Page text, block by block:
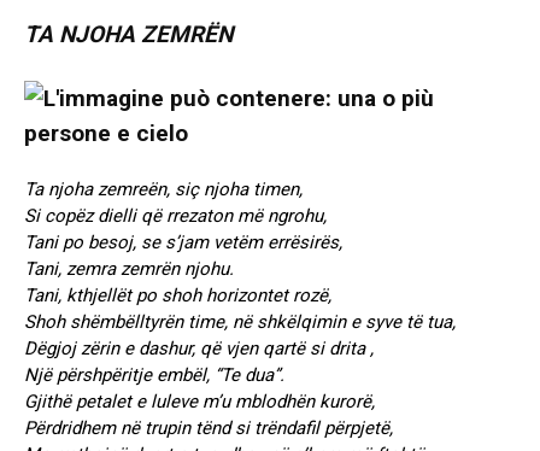
TA NJOHA ZEMRËN
Ta njoha zemreën, siç njoha timen,
Si copëz dielli që rrezaton më ngrohu,
Tani po besoj, se s’jam vetëm errësirës,
Tani, zemra zemrën njohu.
Tani, kthjellët po shoh horizontet rozë,
Shoh shëmbëlltyrën time, në shkëlqimin e syve të tua,
Dëgjoj zërin e dashur, që vjen qartë si drita ,
Një përshpëritje embël, “Te dua”.
Gjithë petalet e luleve m’u mblodhën kurorë,
Përdridhem në trupin tënd si trëndafil përpjetë,